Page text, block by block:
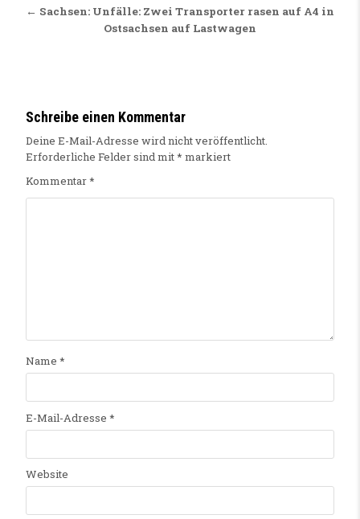
← Sachsen: Unfälle: Zwei Transporter rasen auf A4 in
Ostsachsen auf Lastwagen
Schreibe einen Kommentar
Deine E-Mail-Adresse wird nicht veröffentlicht.
Erforderliche Felder sind mit* markiert
Kommentar*
Name *
E-Mail-Adresse *
Website